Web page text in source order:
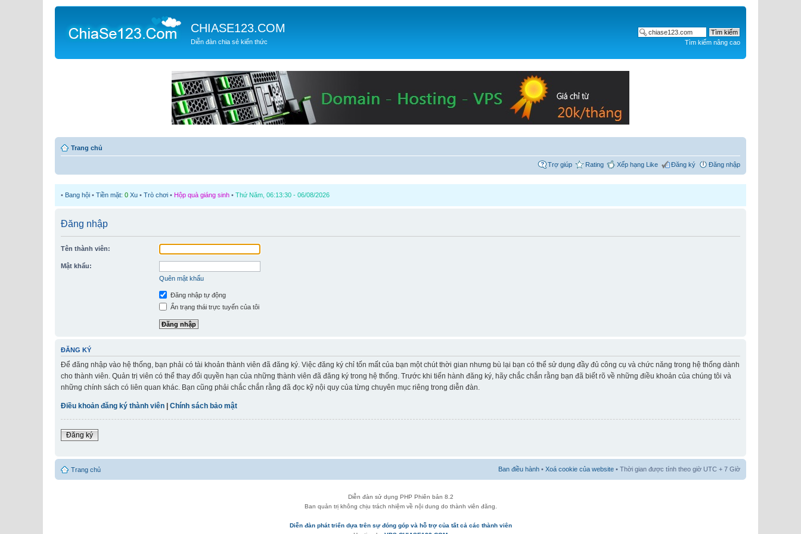
CHIASE123.COM
Diễn đàn chia sẻ kiến thức Tìm kiếm nâng cao
Trang chủ
Trợ giúp Rating Xếp hạng Like Đăng ký Đăng nhập
• Bang hội • Tiền mặt: 0 Xu • Trò chơi • Hộp quà giáng sinh • Thứ Năm, 06:13:30 - 06/08/2026
Đăng nhập
Tên thành viên:
Mật khẩu:
Quên mật khẩu
Đăng nhập tự động
Ẩn trạng thái trực tuyến của tôi
ĐĂNG KÝ
Để đăng nhập vào hệ thống, bạn phải có tài khoản thành viên đã đăng ký. Việc đăng ký chỉ tốn mất của bạn một chút thời gian nhưng bù lại bạn có thể sử dụng đầy đủ công cụ và chức năng trong hệ thống dành
cho thành viên. Quản trị viên có thể thay đổi quyền hạn của những thành viên đã đăng ký trong hệ thống. Trước khi tiến hành đăng ký, hãy chắc chắn rằng bạn đã biết rõ về những điều khoản của chúng tôi và
những chính sách có liên quan khác. Bạn cũng phải chắc chắn rằng đã đọc kỹ nội quy của từng chuyên mục riêng trong diễn đàn.
Điều khoản đăng ký thành viên Chính sách bảo mật
Đăng ký
Trang chủ Ban điều hành • Xoá cookie của website • Thời gian được tính theo giờ UTC + 7 Giờ
Diễn đàn sử dụng PHP Phiên bản 8.2
Ban quản trị không chịu trách nhiệm về nội dung do thành viên đăng.
Diễn đàn phát triển dựa trên sự đóng góp và hỗ trợ của tất cả các thành viên